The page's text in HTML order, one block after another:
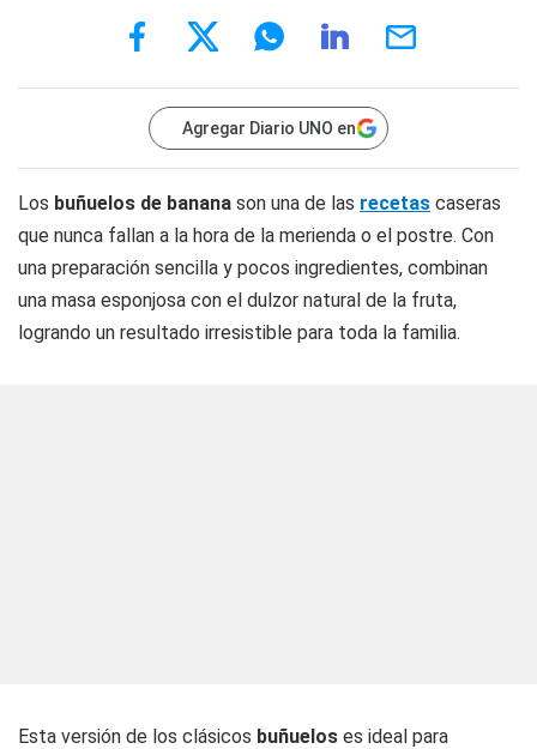
Agregar Diario UNO en
Los buñuelos de banana son una de las recetas caseras
que nunca fallan a la hora de la merienda o el postre. Con
una preparación sencilla y pocos ingredientes, combinan
una masa esponjosa con el dulzor natural de la fruta,
logrando un resultado irresistible para toda la familia.
Esta versión de los clásicos buñuelos es ideal para